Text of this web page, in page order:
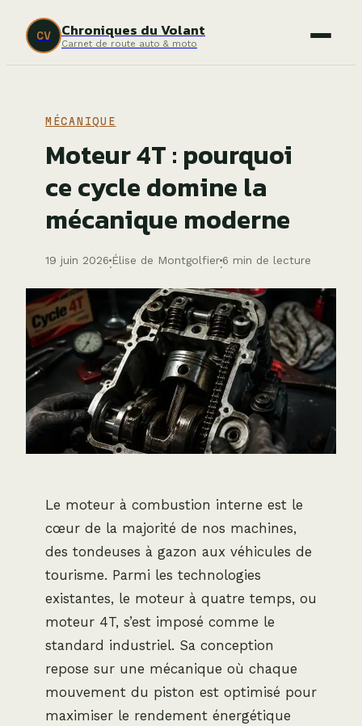
CV Chroniques du Volant
Carnet de route auto & moto
MÉCANIQUE
Moteur 4T : pourquoi
ce cycle domine la
mécanique moderne
19 juin 2026
·
Élise de Montgolfier
·
6 min de lecture
Le moteur à combustion interne est le
cœur de la majorité de nos machines,
des tondeuses à gazon aux véhicules de
tourisme. Parmi les technologies
existantes, le moteur à quatre temps, ou
moteur 4T, s’est imposé comme le
standard industriel. Sa conception
repose sur une mécanique où chaque
mouvement du piston est optimisé pour
maximiser le rendement énergétique